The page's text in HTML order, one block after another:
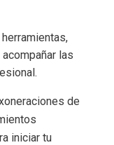
las
de
iniciar tu